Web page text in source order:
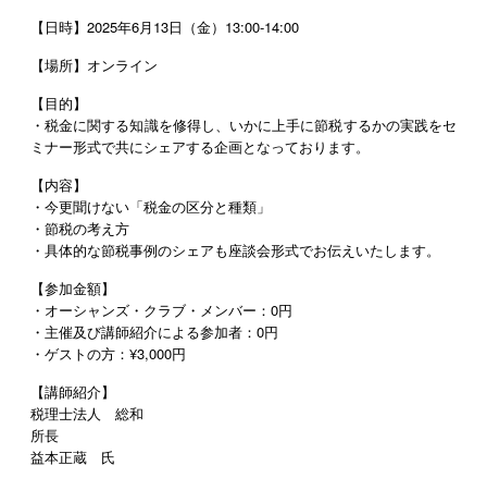
【日時】2025年6月13日（金）13:00-14:00
【場所】オンライン
【目的】
・税金に関する知識を修得し、いかに上手に節税するかの実践をセ
ミナー形式で共にシェアする企画となっております。
【内容】
・今更聞けない「税金の区分と種類」
・節税の考え方
・具体的な節税事例のシェアも座談会形式でお伝えいたします。
【参加金額】
・オーシャンズ・クラブ・メンバー：0円
・主催及び講師紹介による参加者：0円
・ゲストの方：¥3,000円
【講師紹介】
税理士法人 総和
所長
益本正蔵 氏